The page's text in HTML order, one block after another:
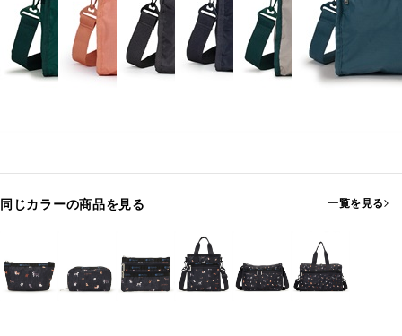
同じカラーの商品を見る 一覧を見る